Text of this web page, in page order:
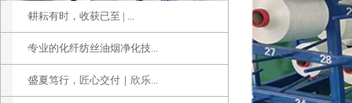
耕耘有时，收获已至 | ...
专业的化纤纺丝油烟净化技...
盛夏笃行，匠心交付｜欣乐...